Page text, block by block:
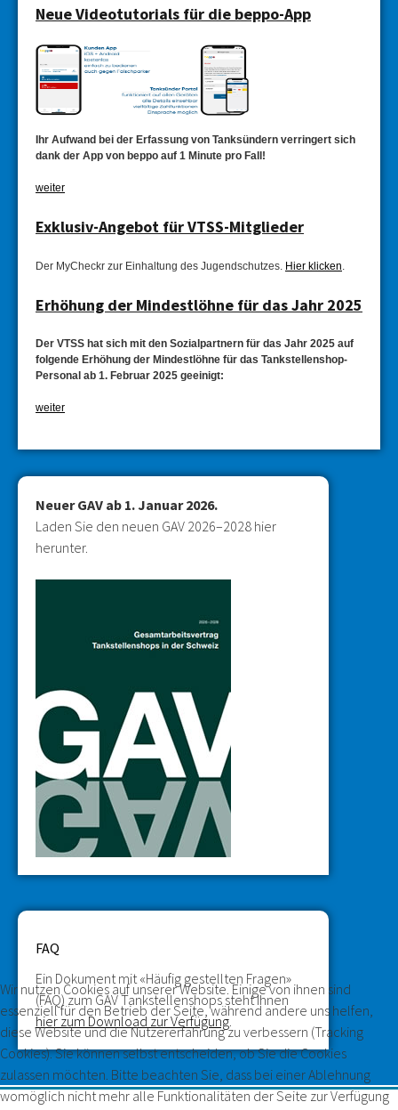
Neue Videotutorials für die beppo-App
Ihr Aufwand bei der Erfassung von Tanksündern verringert sich
dank der App von beppo auf 1 Minute pro Fall!
weiter
Exklusiv-Angebot für VTSS-Mitglieder
Der MyCheckr zur Einhaltung des Jugendschutzes. Hier klicken
Erhöhung der Mindestlöhne für das Jahr 2025
Der VTSS hat sich mit den Sozialpartnern für das Jahr 2025 auf
folgende Erhöhung der Mindestlöhne für das Tankstellenshop-
Personal ab 1. Februar 2025 geeinigt:
weiter
Neuer GAV ab 1. Januar2026.
Laden Sie den neuen GAV 2026–2028 hier
herunter.
FAQ
Ein Dokument mit «Häufig gestellten Fragen»
(FAQ) zum GAV Tankstellenshops steht Ihnen
hier zum Download zur Verfügung.
Wir nutzen Cookies auf unserer Website. Einige von ihnen sind
essenziell für den Betrieb der Seite, während andere uns helfen,
diese Website und die Nutzererfahrung zu verbessern (Tracking
Cookies). Sie können selbst entscheiden, ob Sie die Cookies
zulassen möchten. Bitte beachten Sie, dass bei einer Ablehnung
womöglich nicht mehr alle Funktionalitäten der Seite zur Verfügung